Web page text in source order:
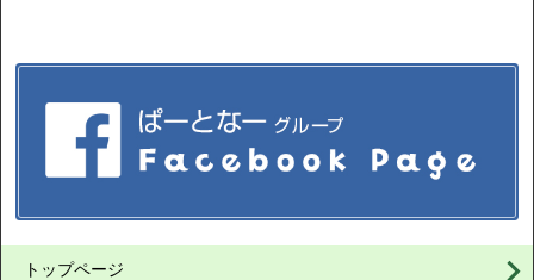
トップページ